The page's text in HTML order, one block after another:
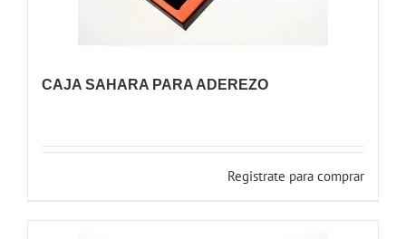
CAJA SAHARA PARA ADEREZO
Registrate para comprar